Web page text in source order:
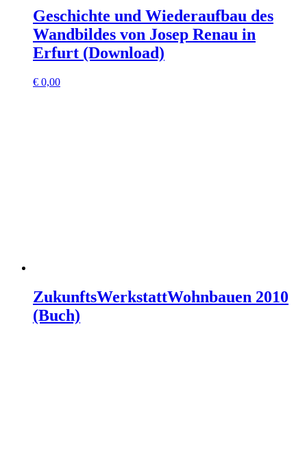
Geschichte und Wiederaufbau des
Wandbildes von Josep Renau in
Erfurt (Download)
€ 0,00
ZukunftsWerkstattWohnbauen 2010
(Buch)